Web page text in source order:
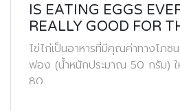
IS EATING EGGS
REALLY GOOD FOR
ไข่ไก่เป็นอาหารที่มีคุณค่าทางโภช
ฟอง (น้ำหนักประมาณ 50 กรัม)
80